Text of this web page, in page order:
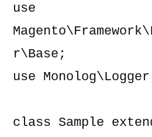
use
r\Base;
use
class Sample